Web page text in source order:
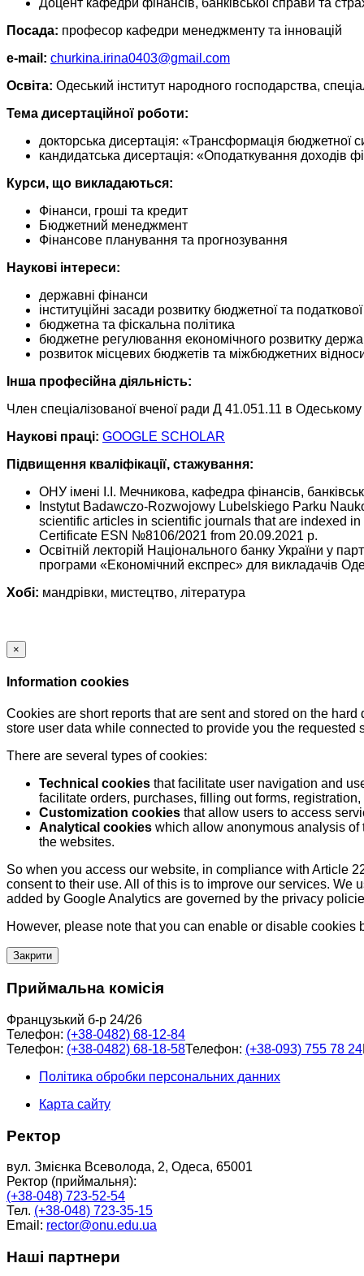
Посада: професор кафедри менеджменту та інновацій
e-mail: churkina.irina0403@gmail.com
Освіта: Одеський інститут народного господарства,
Тема дисертаційної роботи:
докторська дисертація: «Трансформація бюджетної
кандидатська дисертація: «Оподаткування доходів
Курси, що викладаються:
Фінанси, гроші та кредит
Бюджетний менеджмент
Фінансове планування та прогнозування
Наукові інтереси:
державні фінанси
інституційні засади розвитку бюджетної та
бюджетна та фіскальна політика
бюджетне регулювання економічного розвитку
розвиток місцевих бюджетів та міжбюджетних
Інша професійна діяльність:
Член спеціалізованої вченої ради Д 41.051.11 в Одеському
Наукові праці: GOOGLE SCHOLAR
Підвищення кваліфікації, стажування:
ОНУ імені І.І. Мечникова, кафедра фінансів,
Instytut Badawczo-Rozwojowy Lubelskiego Parku
scientific articles in scientific journals that are indexed
Certificate ESN №8106/2021 from 20.09.2021 р.
Освітній лекторій Національного банку України у
програми «Економічний експрес» для викладачів
Хобі: мандрівки, мистецтво, література
×
Information cookies
Cookies are short reports that are sent and stored on the
store user data while connected to provide you the
There are several types of cookies:
Technical cookies that facilitate user navigation and
facilitate orders, purchases, filling out forms,
Customization cookies that allow users to access
Analytical cookies which allow anonymous analysis
the websites.
So when you access our website, in compliance with Article
consent to their use. All of this is to improve our services.
added by Google Analytics are governed by the privacy
However, please note that you can enable or disable cookies
Закрити
Приймальна комісія
Французький б-р 24/26
Телефон: (+38-0482) 68-12-84
Телефон: (+38-0482) 68-18-58Телефон: (+38-093) 755 78 24
Політика обробки персональних данних
Карта сайту
Ректор
вул. Змієнка Всеволода, 2, Одеса, 65001
Ректор (приймальня):
(+38-048) 723-52-54
Тел. (+38-048) 723-35-15
Email: rector@onu.edu.ua
Наші партнери